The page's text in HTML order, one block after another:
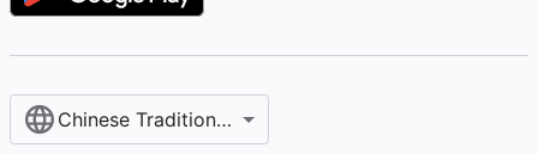
Chinese Traditional / 繁體中文